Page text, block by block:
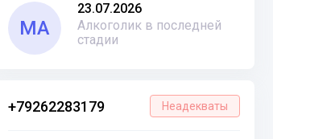
МА
23.07.2026
Алкоголик в последней
стадии
+79262283179 Неадекваты